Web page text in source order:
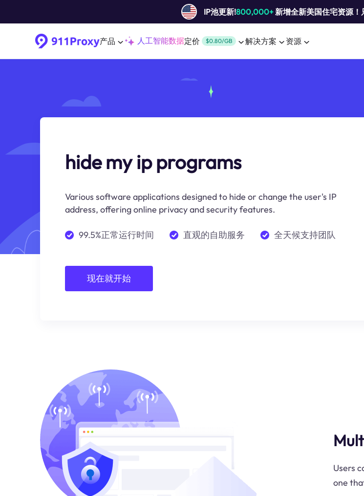
IP池更新!800,000+新增全新美国住宅资源！
产品 人工智能数据定价 $0.80/GB 解决方案 资源
hide my ip programs
Various software applications designed to hide or change the user's IP
address, offering online privacy and security features.
99.5%正常运行时间 直观的自助服务 全天候支持团队
现在就开始
Users
one